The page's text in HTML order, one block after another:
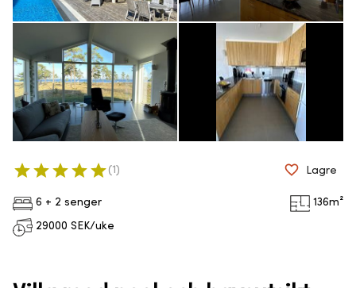
6 + 2 senger 136m²
29000 SEK/uke
( 1 ) Lagre